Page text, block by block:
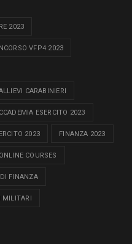
2023
VFP4 2023
CARABINIERI
ESERCITO 2023
2023 FINANZA 2023
ONLINE COURSES
FINANZA
MILITARI